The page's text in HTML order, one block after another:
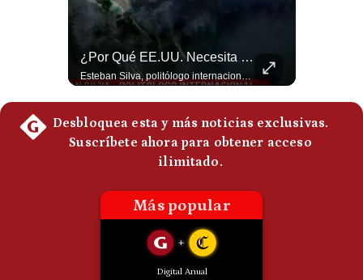
Frecuentes
¿Por Qué EE.UU. Necesita Desesperadamente Al Golfo? | Gestión Mundo